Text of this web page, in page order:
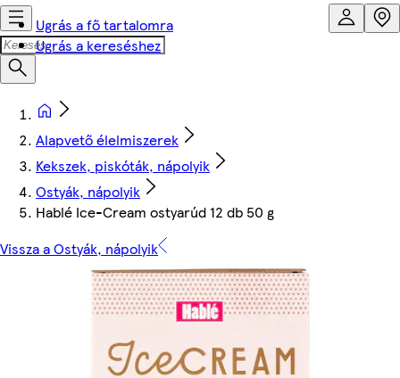
Ugrás a fő tartalomra
Ugrás a kereséshez
Alapvető élelmiszerek
Kekszek, piskóták, nápolyik
Ostyák, nápolyik
Hablé Ice-Cream ostyarúd 12 db 50 g
Vissza a Ostyák, nápolyik